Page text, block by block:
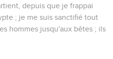
depuis que je frappai
; je me suis sanctifié tout
hommes jusqu'aux bêtes ; ils